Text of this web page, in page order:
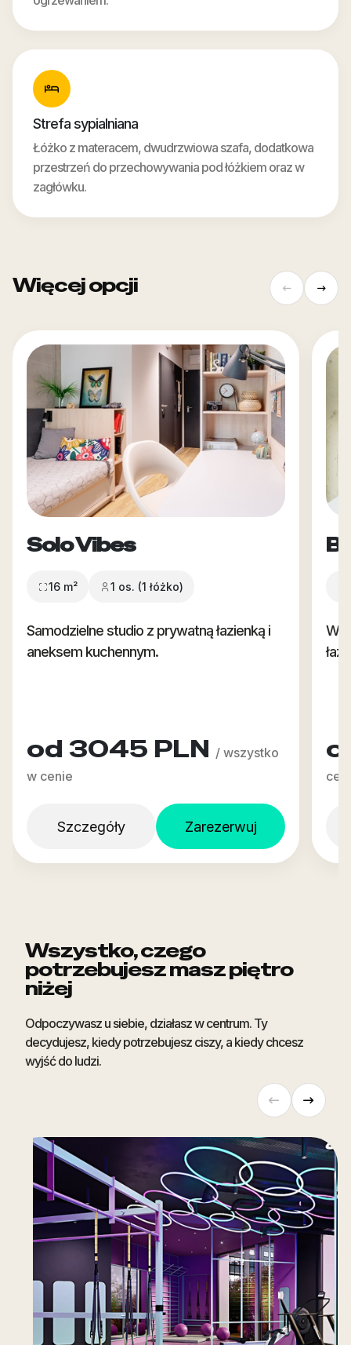
Strefa sypialniana
Łóżko z materacem, dwudrzwiowa szafa, dodatkowa
przestrzeń do przechowywania pod łóżkiem oraz w
zagłówku.
Więcej opcji
Solo Vibes
16 m² 1 os. (1 łóżko)
Samodzielne studio z prywatną łazienką i
aneksem kuchennym.
od 3045 PLN / wszystko
w cenie
Szczegóły Zarezerwuj
Wszystko, czego
potrzebujesz masz piętro
niżej
Odpoczywasz u siebie, działasz w centrum. Ty
decydujesz, kiedy potrzebujesz ciszy, a kiedy chcesz
wyjść do ludzi.